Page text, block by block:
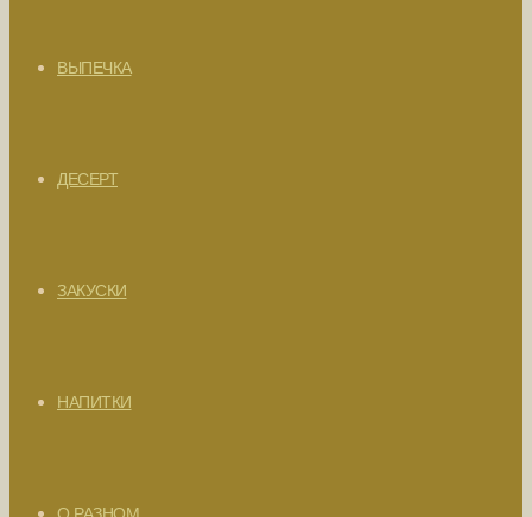
ВЫПЕЧКА
ДЕСЕРТ
ЗАКУСКИ
НАПИТКИ